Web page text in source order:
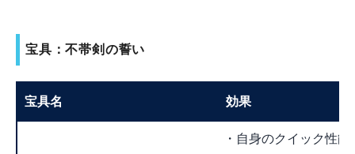
宝具：不帯剣の誓い
宝具名 効果
・自身のクイック性